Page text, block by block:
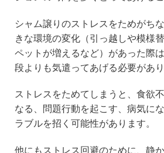
シャム譲りのストレスをためがち
きな環境の変化（引っ越しや模様
ペットが増えるなど）があった際
段よりも気遣ってあげる必要があり
ストレスをためてしまうと、食欲
なる、問題行動を起こす、病気に
ラブルを招く可能性があります。
他にもストレス回避のために、静